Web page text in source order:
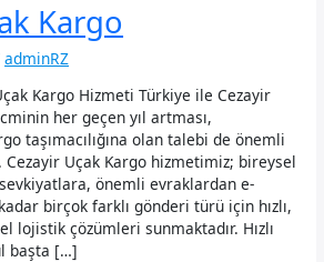
Kargo
adminRZ
Kargo Hizmeti Türkiye ile Cezayir
her geçen yıl artması,
taşımacılığına olan talebi de önemli
Cezayir Uçak Kargo hizmetimiz; bireysel
önemli evraklardan e-
birçok farklı gönderi türü için hızlı,
lojistik çözümleri sunmaktadır. Hızlı
başta […]